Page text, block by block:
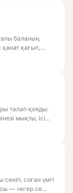
баланың
қанат қағып,
талап қояды:
мықты, ісі...
сеніп, соған үміт
— «егер се...